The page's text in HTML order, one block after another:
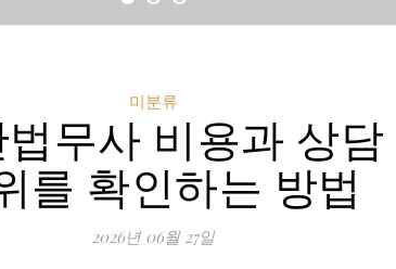
미분류
무사 비용과 상담
를 확인하는 방법
2026년 06월 27일